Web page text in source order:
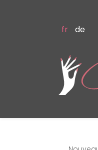
fr de